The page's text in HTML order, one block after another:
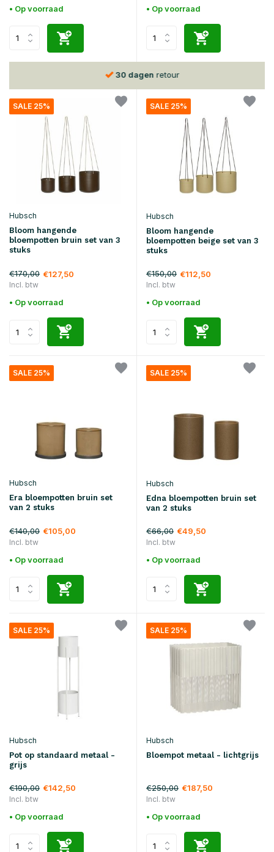
• Op voorraad • Op voorraad
30 dagenretour
SALE 25%
Hubsch
Bloom hangende
bloempotten bruin set van 3
stuks
€170,00 €127,50
Incl. btw
• Op voorraad
SALE 25%
Hubsch
Bloom hangende
bloempotten beige set van 3
stuks
€150,00 €112,50
Incl. btw
• Op voorraad
SALE 25%
Hubsch
Era bloempotten bruin set
van 2 stuks
€140,00 €105,00
Incl. btw
• Op voorraad
SALE 25%
Hubsch
Edna bloempotten bruin set
van 2 stuks
€66,00 €49,50
Incl. btw
• Op voorraad
SALE 25%
Hubsch
Pot op standaard metaal -
grijs
€190,00 €142,50
Incl. btw
• Op voorraad
SALE 25%
Hubsch
Bloempot metaal - lichtgrijs
€250,00 €187,50
Incl. btw
• Op voorraad